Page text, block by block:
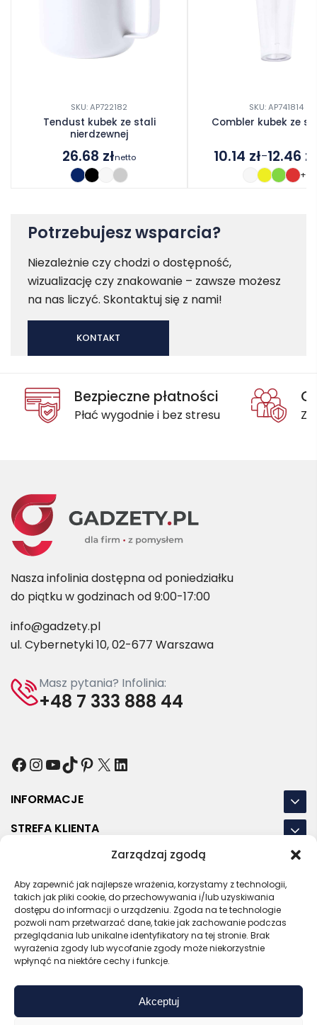
Zarządzaj zgodą
Aby zapewnić jak najlepsze wrażenia, korzystamy z technologii,
takich jak pliki cookie, do przechowywania i/lub uzyskiwania
dostępu do informacji o urządzeniu. Zgoda na te technologie
pozwoli nam przetwarzać dane, takie jak zachowanie podczas
przeglądania lub unikalne identyfikatory na tej stronie. Brak
wyrażenia zgody lub wycofanie zgody może niekorzystnie
wpłynąć na niektóre cechy i funkcje.
Akceptuj
SKU: AP722182
Tendust kubek ze stali
nierdzewnej
26.68 złnetto
SKU: AP741814
Combler kubek ze
10.14 zł–12.46 zł
12.46 zł
+1
Potrzebujesz wsparcia?
Niezależnie czy chodzi o dostępność,
wizualizację czy znakowanie – zawsze możesz
na nas liczyć. Skontaktuj się z nami!
KONTAKT
Bezpieczne płatności
Płać wygodnie i bez stresu
Nasza infolinia dostępna od poniedziałku
do piątku w godzinach od 9:00-17:00
info@gadzety.pl
ul. Cybernetyki 10, 02-677 Warszawa
Masz pytania? Infolinia:
+48 7 333 888 44
Facebook
Instagram
YouTube
TikTok
Pinterest
X LinkedIn
INFORMACJE
STREFA KLIENTA
NASZE LOKALIZACJE
OSTATNIE POSTY
RODOREGULAMINPOLITYKA PRYWATNOŚCI
Certyfikat SSL
Zaufany sprzedawca
Sprawdź opinie